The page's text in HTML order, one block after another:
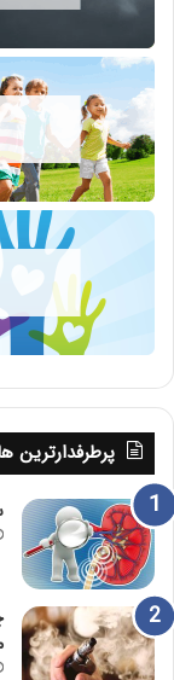
پرطرفدارترین